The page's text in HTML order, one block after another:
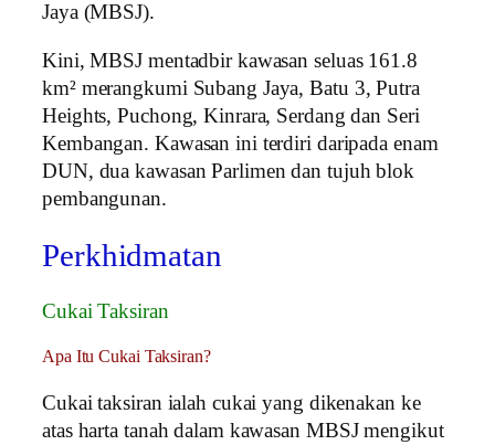
Jaya (MBSJ).
Kini, MBSJ mentadbir kawasan seluas 161.8
km² merangkumi Subang Jaya, Batu 3, Putra
Heights, Puchong, Kinrara, Serdang dan Seri
Kembangan. Kawasan ini terdiri daripada enam
DUN, dua kawasan Parlimen dan tujuh blok
pembangunan.
Perkhidmatan
Cukai Taksiran
Apa Itu Cukai Taksiran?
Cukai taksiran ialah cukai yang dikenakan ke
atas harta tanah dalam kawasan MBSJ mengikut